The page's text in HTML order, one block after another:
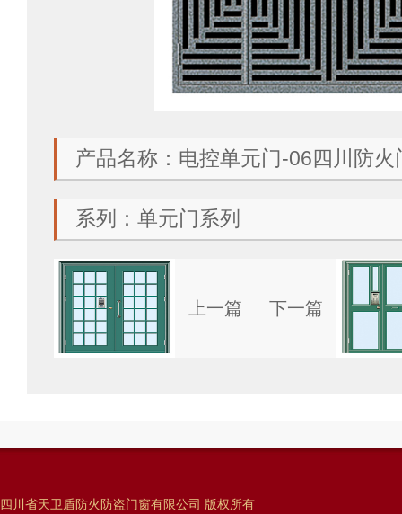
产品名称：电控单元门-06四川防火
系列：单元门系列
上一篇 下一篇
四川省天卫盾防火防盗门窗有限公司 版权所有